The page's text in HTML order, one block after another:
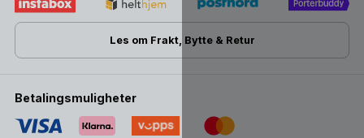
Les om Frakt, Bytte & Retur
Betalingsmuligheter